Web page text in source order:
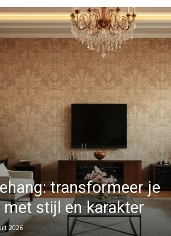
transformeer je
stijl en karakter
2026